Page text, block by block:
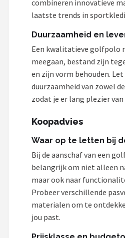
combineren innovatieve
laatste trends in
Duurzaamheid en
Een kwalitatieve golfpolo
meegaan, bestand zijn
en zijn vorm behouden.
duurzaamheid van zowel
zodat je er lang plezier
Koopadvies
Waar op te letten bij
Bij de aanschaf van een
belangrijk om niet alleen
maar ook naar
Probeer verschillende
materialen om te
jou past.